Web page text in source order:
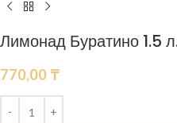
Лимонад Буратино 1.5
770,00 ₸